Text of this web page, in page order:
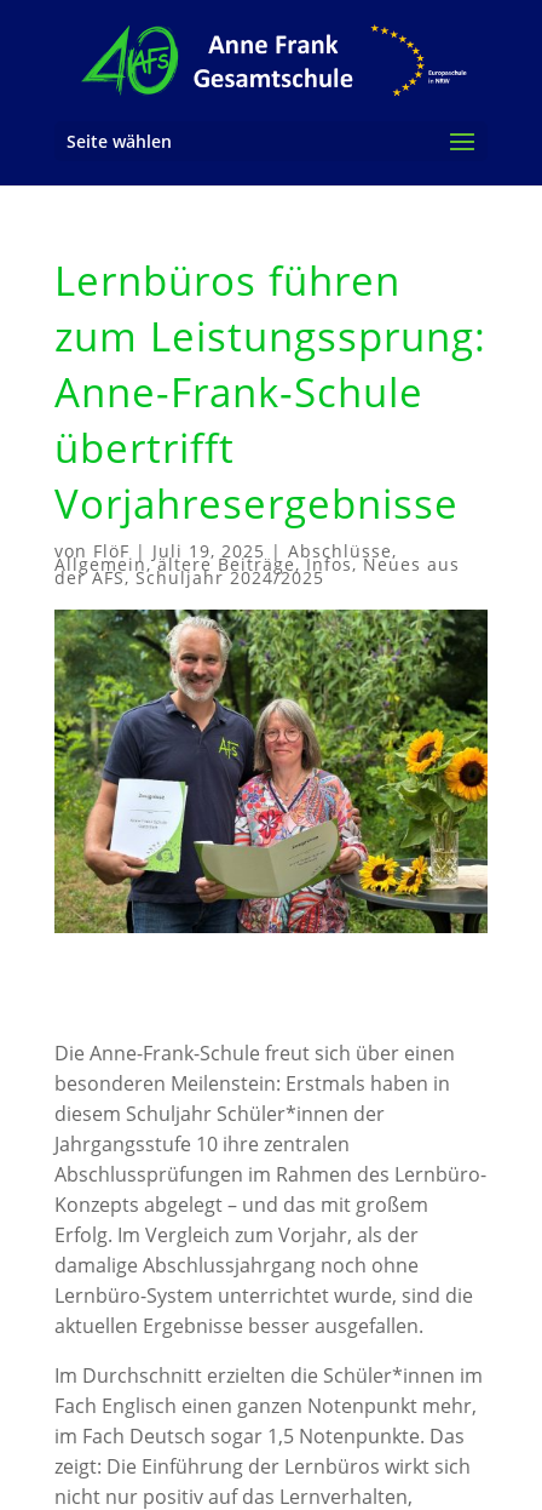
Seite wählen
Lernbüros führen
zum Leistungssprung:
Anne-Frank-Schule
übertrifft
Vorjahresergebnisse
von FlöF | Juli 19, 2025 | Abschlüsse,
Allgemein,ältere Beiträge,Infos,Neues aus
der AFS,Schuljahr 2024/2025
Die Anne-Frank-Schule freut sich über einen
besonderen Meilenstein: Erstmals haben in
diesem Schuljahr Schüler*innen der
Jahrgangsstufe 10 ihre zentralen
Abschlussprüfungen im Rahmen des Lernbüro-
Konzepts abgelegt – und das mit großem
Erfolg. Im Vergleich zum Vorjahr, als der
damalige Abschlussjahrgang noch ohne
Lernbüro-System unterrichtet wurde, sind die
aktuellen Ergebnisse besser ausgefallen.
Im Durchschnitt erzielten die Schüler*innen im
Fach Englisch einen ganzen Notenpunkt mehr,
im Fach Deutsch sogar 1,5 Notenpunkte. Das
zeigt: Die Einführung der Lernbüros wirkt sich
nicht nur positiv auf das Lernverhalten,